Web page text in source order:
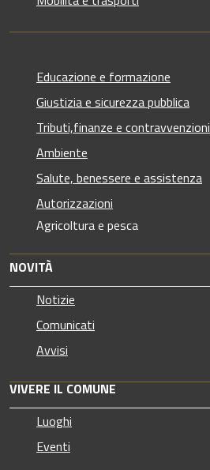
Educazione e formazione
Giustizia e sicurezza pubblica
Tributi,finanze e contravvenzioni
Ambiente
Salute, benessere e assistenza
Autorizzazioni
Agricoltura e pesca
NOVITÀ
Notizie
Comunicati
Avvisi
VIVERE IL COMUNE
Luoghi
Eventi